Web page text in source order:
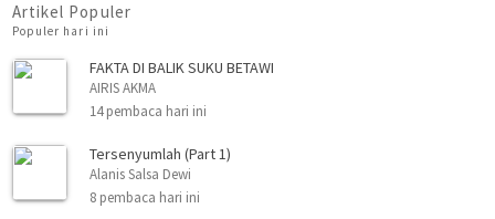
Artikel Populer
Populer hari ini
FAKTA DI BALIK SUKU BETAWI
AIRIS AKMA
14 pembaca hari ini
Tersenyumlah (Part 1)
Alanis Salsa Dewi
8 pembaca hari ini